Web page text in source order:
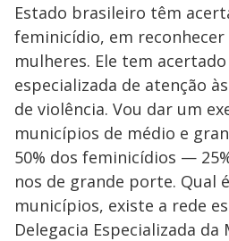
Estado brasileiro têm
feminicídio, em
mulheres. Ele tem
especializada de atenção
de violência. Vou dar um
municípios de médio e
50% dos feminicídios —
nos de grande porte. Qual
municípios, existe a rede
Delegacia Especializada da